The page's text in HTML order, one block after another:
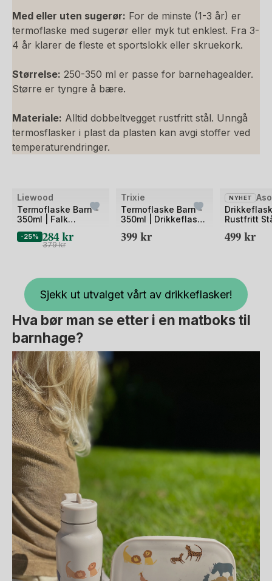
Med eller uten sugerør: For de minste (1-3 år) er
termoflaske med sugerør eller myk tut enklest. Fra 3-
4 år klarer de fleste et sportslokk eller skruekork.
Størrelse: 250-350 ml er passe for barnehagealder.
Større er tyngre å bære.
Materiale: Alltid dobbeltvegget rustfritt stål. Unngå
termosflasker i plast da plasten kan avgi stoffer ved
temperaturendringer.
Liewood
Termoflaske Barn -
350ml | Falk
Medium
-25% 284kr
379kr
Trixie
Termoflaske Barn -
350ml | Drikkeflaske
399kr
NYHET
Rustfritt
Kald |
499kr
Sjekk ut utvalget vårt av drikkeflasker!
Hva bør man se etter i en matboks til
barnhage?